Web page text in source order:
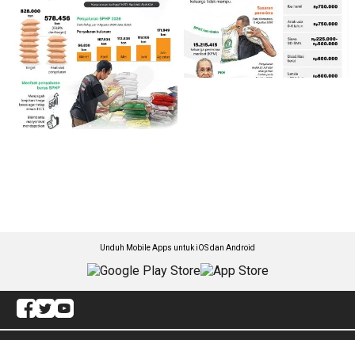
Unduh Mobile Apps untuk iOS dan Android